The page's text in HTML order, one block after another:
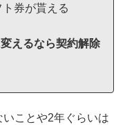
券が貰える
変えるなら契約解除
ことや2年ぐらいは